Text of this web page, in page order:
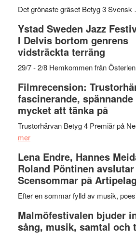
Det grönaste gräset Betyg 3
Ystad Sweden Jazz
I Delvis bortom genrens
vidsträckta terräng
29/7 - 2/8 Hemkommen från
Filmrecension:
fascinerande,
mycket att tänka på
Trustorhärvan Betyg 4 Premiär på
merom
Trustorhärvan
–
fascinerande,
spännande
ger
mycket
Lena Endre, Hannes
Roland Pöntinen avslutar
Scensommar på Artipelag
Efter en sommar fylld av musik,
Malmöfestivalen bjuder
sång, musik, samtal och